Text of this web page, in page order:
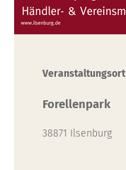
Veranstaltungsort
Forellenpark
38871 Ilsenburg